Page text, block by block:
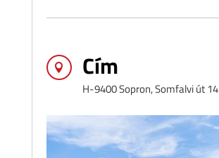
 Cím
H-9400 Sopron, Somfalvi út 14